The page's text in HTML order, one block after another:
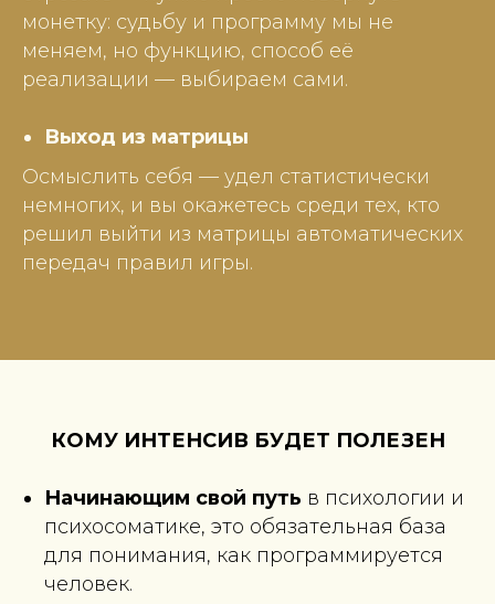
монетку: судьбу и программу мы не
меняем, но функцию, способ её
реализации — выбираем сами.
Выход из матрицы
Осмыслить себя — удел статистически
немногих, и вы окажетесь среди тех, кто
решил выйти из матрицы автоматических
передач правил игры.
КОМУ ИНТЕНСИВ БУДЕТ ПОЛЕЗЕН
Начинающим свой путь в психологии и
психосоматике, это обязательная база
для понимания, как программируется
человек.